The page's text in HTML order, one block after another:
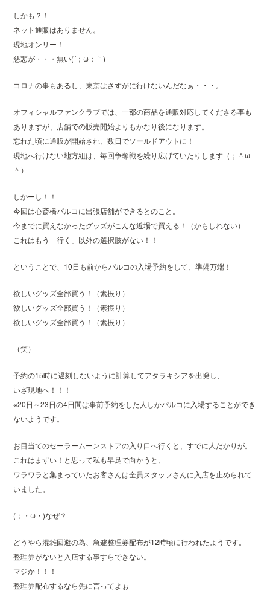
しかも？！
ネット通販はありません。
現地オンリー！
慈悲が・・・無い(´；ω；｀)
コロナの事もあるし、東京はさすがに行けないんだなぁ・・・。
オフィシャルファンクラブでは、一部の商品を通販対応してくださる事も
ありますが、店舗での販売開始よりもかなり後になります。
忘れた頃に通販が開始され、数日でソールドアウトに！
現地へ行けない地方組は、毎回争奪戦を繰り広げていたりします（；＾ω
＾）
しかーし！！
今回は心斎橋パルコに出張店舗ができるとのこと。
今までに買えなかったグッズがこんな近場で買える！（かもしれない）
これはもう「行く」以外の選択肢がない！！
ということで、10日も前からパルコの入場予約をして、準備万端！
欲しいグッズ全部買う！（素振り）
欲しいグッズ全部買う！（素振り）
欲しいグッズ全部買う！（素振り）
（笑）
予約の15時に遅刻しないように計算してアタラキシアを出発し、
いざ現地へ！！！
※20日～23日の4日間は事前予約をした人しかパルコに入場することができ
ないようです。
お目当てのセーラームーンストアの入り口へ行くと、すでに人だかりが。
これはまずい！と思って私も早足で向かうと、
ワラワラと集まっていたお客さんは全員スタッフさんに入店を止められて
いました。
(；・ω・)なぜ？
どうやら混雑回避の為、急遽整理券配布が12時頃に行われたようです。
整理券がないと入店する事すらできない。
マジか！！！
整理券配布するなら先に言ってよぉ